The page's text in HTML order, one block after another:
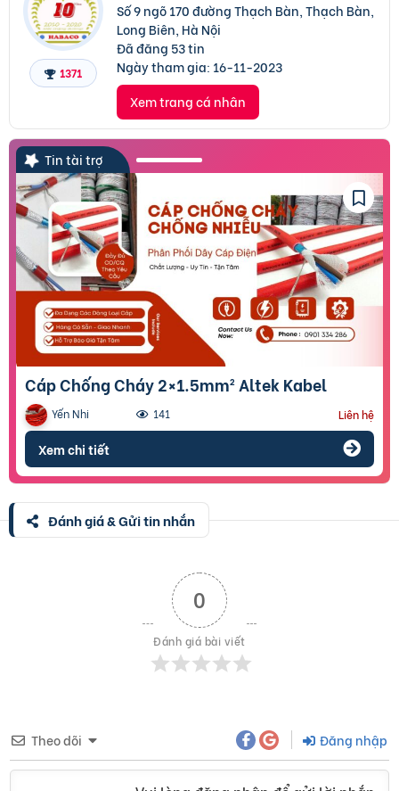
1371
Số 9 ngõ 170 đường Thạch Bàn, Thạch Bàn,
Long Biên, Hà Nội
Đã đăng 53 tin
Ngày tham gia: 16-11-2023
Xem trang cá nhân
Tin tài trợ
Cáp Chống Cháy 2×1.5mm² Altek Kabel
Yến Nhi 141 Liên hệ
Xem chi tiết
Đánh giá & Gửi tin nhắn
0
Đánh giá bài viết
Theo dõi Đăng nhập